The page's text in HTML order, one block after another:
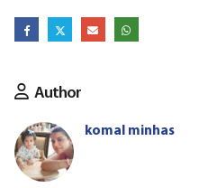
Author
komal minhas